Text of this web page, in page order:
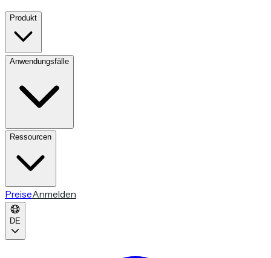
Produkt
Anwendungsfälle
Ressourcen
PreiseAnmelden
DE